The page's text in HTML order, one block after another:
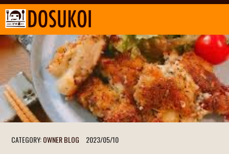
CATEGORY:OWNER BLOG 2023/05/10